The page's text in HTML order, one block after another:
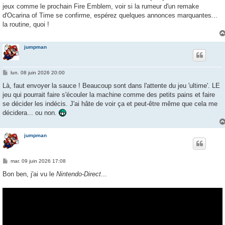
a
g
jeux comme le prochain Fire Emblem, voir si la rumeur d'un remake
d'Ocarina of Time se confirme, espérez quelques annonces marquantes...
la routine, quoi !
jumpman
M
s
s
a
g
lun. 08 juin 2026 20:00
Là, faut envoyer la sauce ! Beaucoup sont dans l'attente du jeu 'ultime'. LE
jeu qui pourrait faire s'écouler la machine comme des petits pains et faire
se décider les indécis. J'ai hâte de voir ça et peut-être même que cela me
décidera... ou non.
jumpman
M
s
mar. 09 juin 2026 17:08
Bon ben, j'ai vu le Nintendo-Direct...